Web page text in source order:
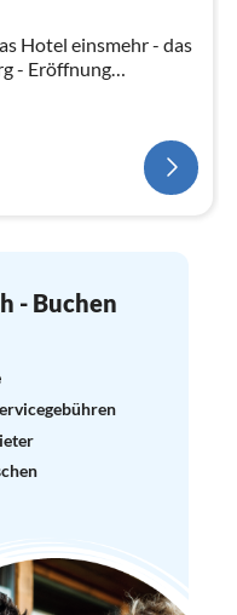
Hotel einsmehr - das
- Eröffnung
- Buchen